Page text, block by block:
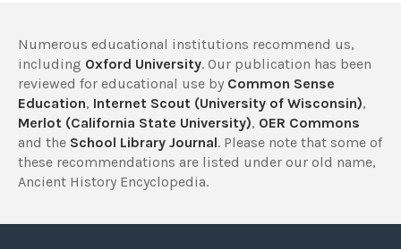
Numerous educational institutions recommend us,
including Oxford University. Our publication has been
reviewed for educational use by Common Sense
Education, Internet Scout (University of Wisconsin),
Merlot (California State University), OER Commons
and the School Library Journal. Please note that some of
these recommendations are listed under our old name,
Ancient History Encyclopedia.